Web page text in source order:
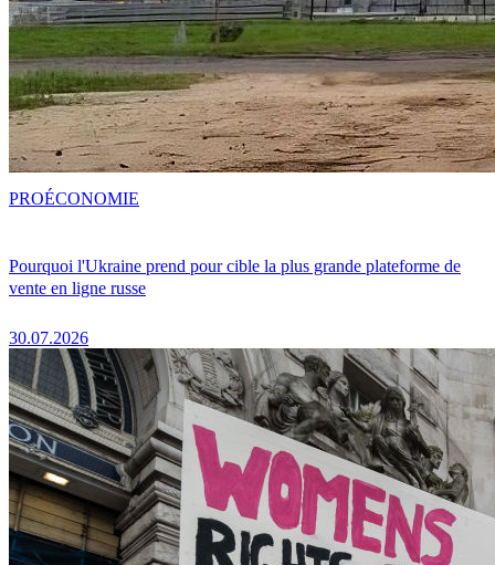
Pourquoi l'Ukraine prend pour cible la plus grande plateforme de
vente en ligne russe
30.07.2026
PROÉCONOMIE